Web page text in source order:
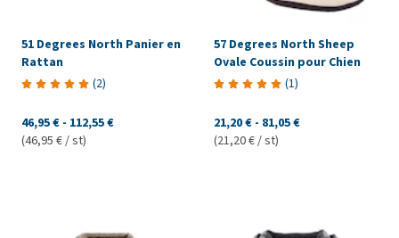
51 Degrees North Panier en
Rattan
(2)
46,95 € - 112,55 €
(46,95 € / st)
57 Degrees North Sheep
Ovale Coussin pour Chien
(1)
21,20 € - 81,05 €
(21,20 € / st)